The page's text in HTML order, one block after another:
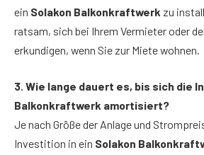
ein Solakon Balkonkraftwerk zu
ratsam, sich bei Ihrem Vermieter oder
erkundigen, wenn Sie zur Miete wohnen.
3. Wie lange dauert es, bis sich die
Balkonkraftwerk amortisiert?
Je nach Größe der Anlage und
Investition in ein Solakon